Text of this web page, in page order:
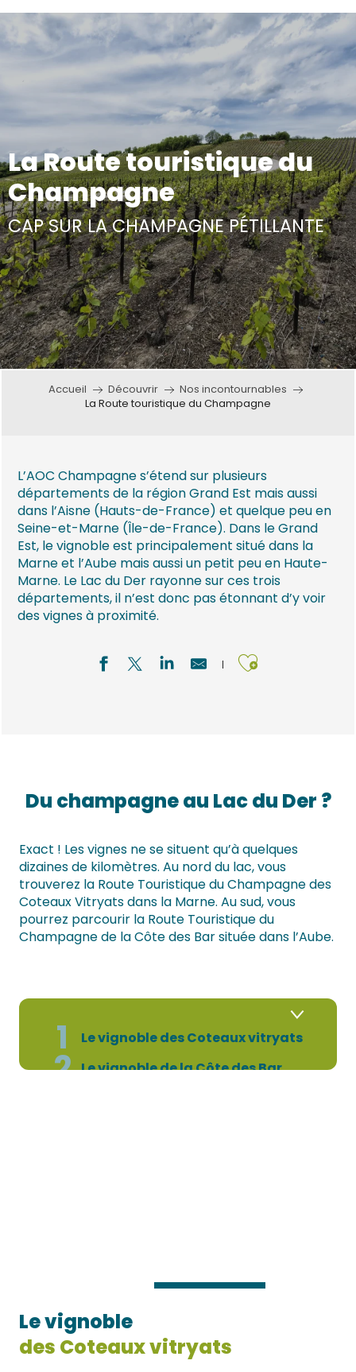
Aller
contenu
principal
La Route touristique du
Champagne
CAP SUR LA CHAMPAGNE PÉTILLANTE
Accueil Découvrir
Nos incontournables
La Route touristique du Champagne
L’AOC Champagne s’étend sur plusieurs
départements de la région Grand Est mais aussi
dans l’Aisne (Hauts-de-France) et quelque peu en
Seine-et-Marne (Île-de-France). Dans le Grand
Est, le vignoble est principalement situé dans la
Marne et l’Aube mais aussi un petit peu en Haute-
Marne. Le Lac du Der rayonne sur ces trois
départements, il n’est donc pas étonnant d’y voir
des vignes à proximité.
Ajouter
Du champagne au Lac du Der ?
Exact ! Les vignes ne se situent qu’à quelques
dizaines de kilomètres. Au nord du lac, vous
trouverez la Route Touristique du Champagne des
Coteaux Vitryats dans la Marne. Au sud, vous
pourrez parcourir la Route Touristique du
Champagne de la Côte des Bar située dans l’Aube.
1 Le vignoble des Coteaux vitryats
2 Le vignoble de la Côte des Bar
Le vignoble
des Coteaux vitryats